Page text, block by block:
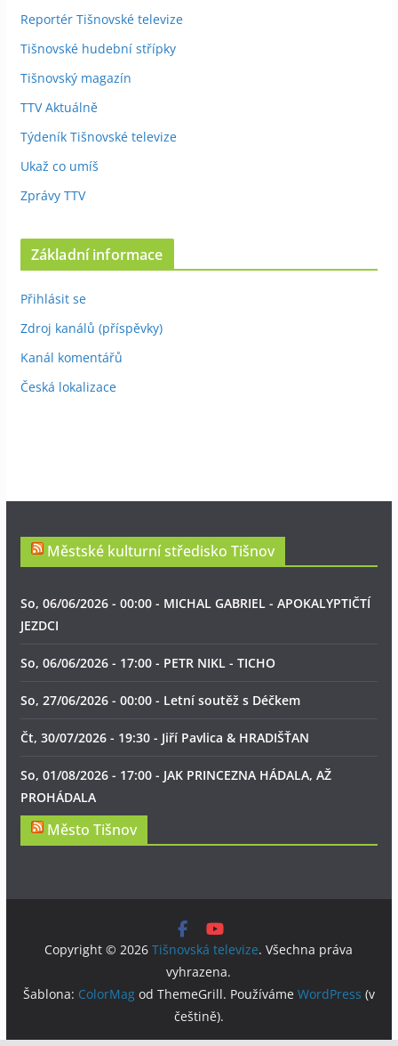
Reportér Tišnovské televize
Tišnovské hudební střípky
Tišnovský magazín
TTV Aktuálně
Týdeník Tišnovské televize
Ukaž co umíš
Zprávy TTV
Základní informace
Přihlásit se
Zdroj kanálů (příspěvky)
Kanál komentářů
Česká lokalizace
Městské kulturní středisko Tišnov
So, 06/06/2026 - 00:00 - MICHAL GABRIEL - APOKALYPTIČTÍ
JEZDCI
So, 06/06/2026 - 17:00 - PETR NIKL - TICHO
So, 27/06/2026 - 00:00 - Letní soutěž s Déčkem
Čt, 30/07/2026 - 19:30 - Jiří Pavlica & HRADIŠŤAN
So, 01/08/2026 - 17:00 - JAK PRINCEZNA HÁDALA, AŽ
PROHÁDALA
Město Tišnov
Copyright © 2026Tišnovská televize. Všechna práva
vyhrazena.
Šablona: ColorMagod ThemeGrill. Používáme WordPress (v
češtině).